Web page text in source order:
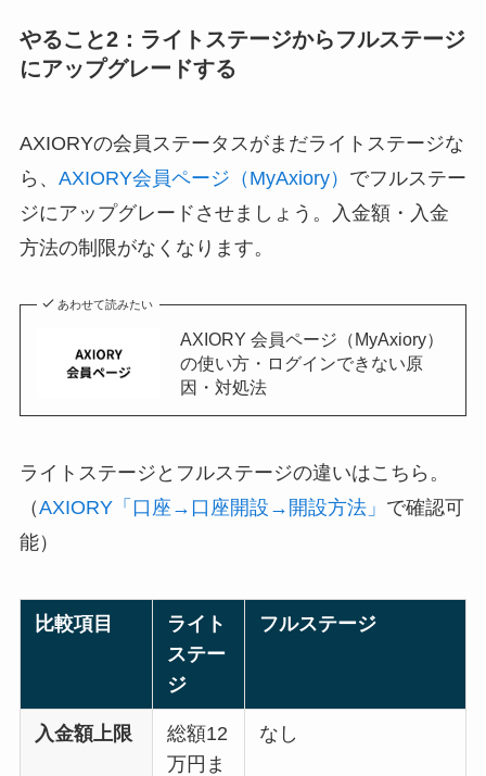
やること2：ライトステージからフルステージ
にアップグレードする
AXIORYの会員ステータスがまだライトステージな
ら、 AXIORY会員ページ（MyAxiory） でフルステー
ジにアップグレードさせましょう。入金額・入金
方法の制限がなくなります。
あわせて読みたい
AXIORY 会員ページ（MyAxiory）
の使い方・ログインできない原
因・対処法
ライトステージとフルステージの違いはこちら。
（AXIORY「口座→口座開設→開設方法」 で確認可
能）
比較項目
ライト
ステー
ジ
フルステージ
入金額上限
総額12
万円ま
なし